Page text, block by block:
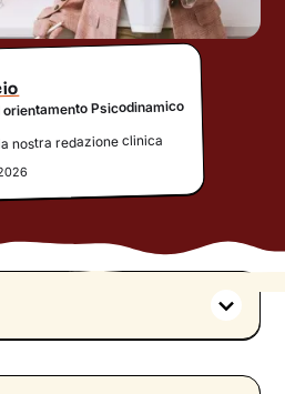
Psicodinamico
nostra redazione clinica
alimentare
nei disturbi alimentari